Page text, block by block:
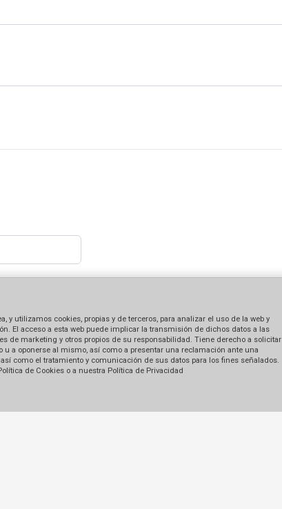
utilizamos cookies, propias y de terceros, para analizar el uso de la web y
El acceso a esta web puede implicar la transmisión de dichos datos a las
de marketing y otros propios de su responsabilidad. Tiene derecho a solicitar
a oponerse al mismo, así como a presentar una reclamación ante una
como el tratamiento y comunicación de sus datos para los fines señalados.
de Cookies o a nuestra Política de Privacidad